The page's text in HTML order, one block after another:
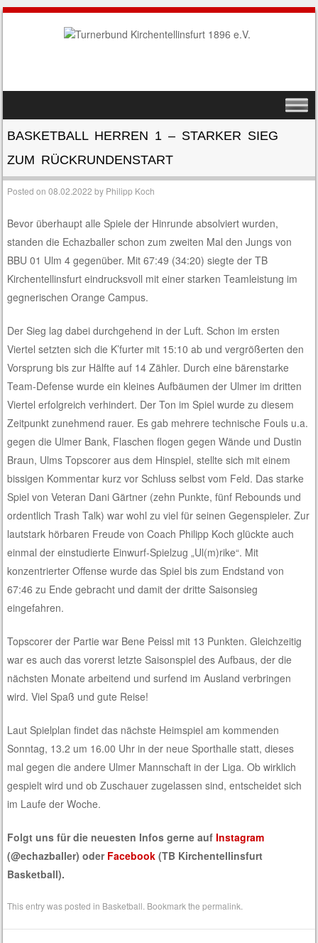
MENU
BASKETBALL HERREN 1 – STARKER SIEG
ZUM RÜCKRUNDENSTART
Posted on08.02.2022 by Philipp Koch
Bevor überhaupt alle Spiele der Hinrunde absolviert wurden,
standen die Echazballer schon zum zweiten Mal den Jungs von
BBU 01 Ulm 4 gegenüber. Mit 67:49 (34:20) siegte der TB
Kirchentellinsfurt eindrucksvoll mit einer starken Teamleistung im
gegnerischen Orange Campus.
Der Sieg lag dabei durchgehend in der Luft. Schon im ersten
Viertel setzten sich die K’furter mit 15:10 ab und vergrößerten den
Vorsprung bis zur Hälfte auf 14 Zähler. Durch eine bärenstarke
Team-Defense wurde ein kleines Aufbäumen der Ulmer im dritten
Viertel erfolgreich verhindert. Der Ton im Spiel wurde zu diesem
Zeitpunkt zunehmend rauer. Es gab mehrere technische Fouls u.a.
gegen die Ulmer Bank, Flaschen flogen gegen Wände und Dustin
Braun, Ulms Topscorer aus dem Hinspiel, stellte sich mit einem
bissigen Kommentar kurz vor Schluss selbst vom Feld. Das starke
Spiel von Veteran Dani Gärtner (zehn Punkte, fünf Rebounds und
ordentlich Trash Talk) war wohl zu viel für seinen Gegenspieler. Zur
lautstark hörbaren Freude von Coach Philipp Koch glückte auch
einmal der einstudierte Einwurf-Spielzug „Ul(m)rike“. Mit
konzentrierter Offense wurde das Spiel bis zum Endstand von
67:46 zu Ende gebracht und damit der dritte Saisonsieg
eingefahren.
Topscorer der Partie war Bene Peissl mit 13 Punkten. Gleichzeitig
war es auch das vorerst letzte Saisonspiel des Aufbaus, der die
nächsten Monate arbeitend und surfend im Ausland verbringen
wird. Viel Spaß und gute Reise!
Laut Spielplan findet das nächste Heimspiel am kommenden
Sonntag, 13.2 um 16.00 Uhr in der neue Sporthalle statt, dieses
mal gegen die andere Ulmer Mannschaft in der Liga. Ob wirklich
gespielt wird und ob Zuschauer zugelassen sind, entscheidet sich
im Laufe der Woche.
Folgt uns für die neuesten Infos gerne aufInstagram
(@echazballer) oder Facebook (TB Kirchentellinsfurt
Basketball).
This entry was posted in Basketball . Bookmark thepermalink